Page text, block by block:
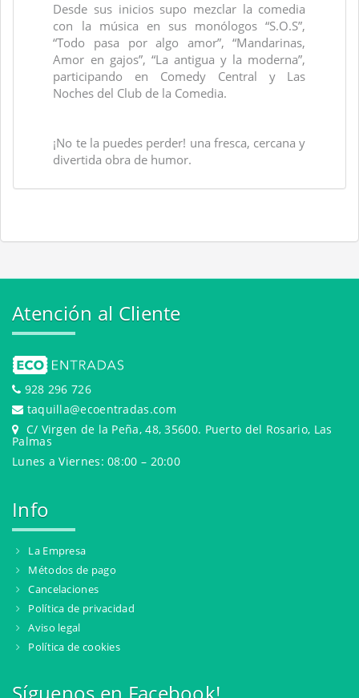
Desde sus inicios supo mezclar la comedia
con la música en sus monólogos “S.O.S”,
“Todo pasa por algo amor”, “Mandarinas,
Amor en gajos”, “La antigua y la moderna”,
participando en Comedy Central y Las
Noches del Club de la Comedia.
¡No te la puedes perder! una fresca, cercana y
divertida obra de humor.
Atención al Cliente
928 296 726
taquilla@ecoentradas.com
C/ Virgen de la Peña, 48, 35600. Puerto del Rosario, Las
Palmas
Lunes a Viernes: 08:00 – 20:00
Info
La Empresa
Métodos de pago
Cancelaciones
Política de privacidad
Aviso legal
Política de cookies